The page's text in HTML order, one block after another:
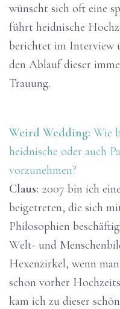
wünscht sich oft eine
führt heidnische
berichtet im Interview
den Ablauf dieser
Trauung.
Weird Wedding: Wie
heidnische oder auch
vorzunehmen?
Claus: 2007 bin ich
beigetreten, die sich
Philosophien
Welt- und
Hexenzirkel, wenn
schon vorher
kam ich zu dieser